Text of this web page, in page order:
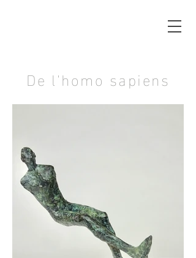
De l'homo sapiens